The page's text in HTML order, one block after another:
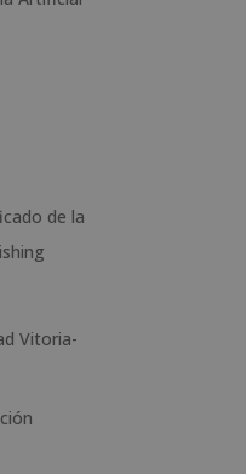
de la
Vitoria-